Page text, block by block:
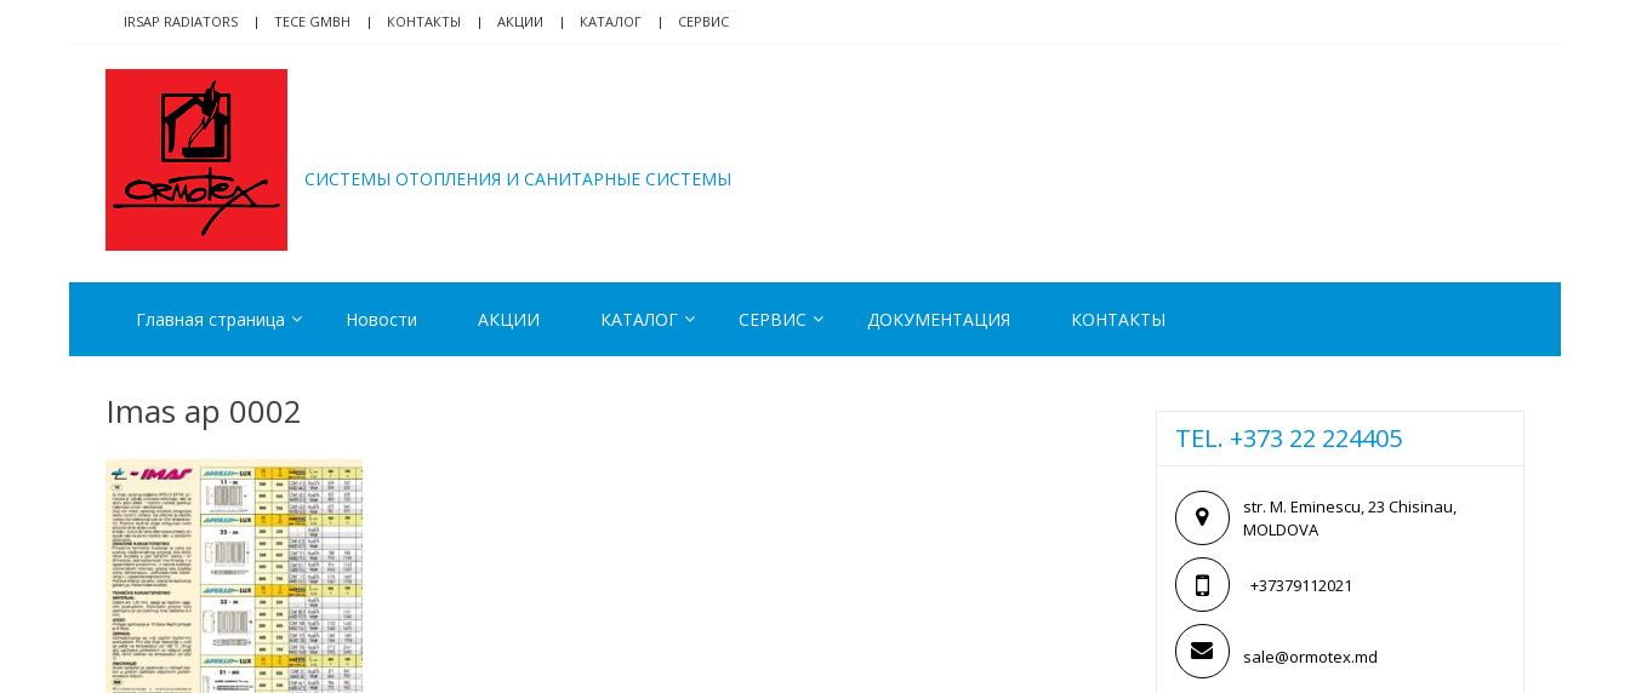
navigation
content
IRSAP RADIATORS TECE GMBH КОНТАКТЫ АКЦИИ КАТАЛОГ СЕРВИС
CИСТЕМЫ ОТОПЛЕНИЯ И САНИТАРНЫЕ СИСТЕМЫ
Главная страница Новости АКЦИИ КАТАЛОГ СЕРВИС ДОКУМЕНТАЦИЯ КОНТАКТЫ
Imas ap 0002
TEL. +373 22 224405
str. M. Eminescu, 23 Chisinau,
MOLDOVA
+37379112021
sale@ormotex.md